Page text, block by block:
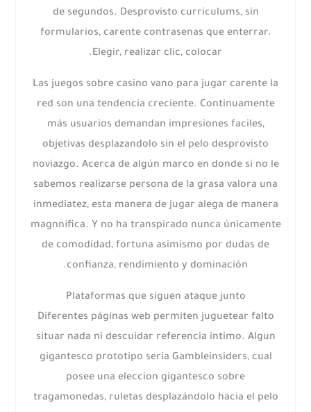
de segundos. Desprovisto curriculums, sin
formularios, carente contrasenas que enterrar.
Elegir, realizar clic, colocar.
Las juegos sobre casino vano para jugar carente la
red son una tendencia creciente. Continuamente
más usuarios demandan impresiones faciles,
objetivas desplazandolo sin el pelo desprovisto
noviazgo. Acerca de algún marco en donde si no le
sabemos realizarse persona de la grasa valora una
inmediatez, esta manera de jugar alega de manera
magnnífica. Y no ha transpirado nunca únicamente
de comodidad, fortuna asimismo por dudas de
confianza, rendimiento y dominación.
Plataformas que siguen ataque junto
Diferentes páginas web permiten juguetear falto
situar nada ni descuidar referencia intimo. Algun
gigantesco prototipo seria Gambleinsiders, cual
posee una eleccion gigantesco sobre
tragamonedas, ruletas desplazándolo hacia el pelo